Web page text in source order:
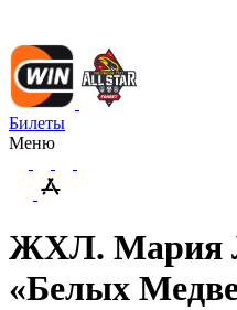
Билеты
Меню
ЖХЛ. Мария
«Белых